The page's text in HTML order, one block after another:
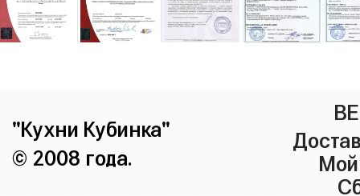
"Кухни Кубинка"
© 2008 года.